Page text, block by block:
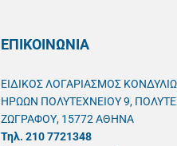
ΕΠΙΚΟΙΝΩΝΙΑ
ΕΙΔΙΚΟΣ ΛΟΓΑΡΙΑΣΜΟΣ
ΗΡΩΩΝ ΠΟΛΥΤΕΧΝΕΙΟΥ 9,
ΖΩΓΡΑΦΟΥ, 15772 ΑΘΗΝΑ
Τηλ. 210 7721348